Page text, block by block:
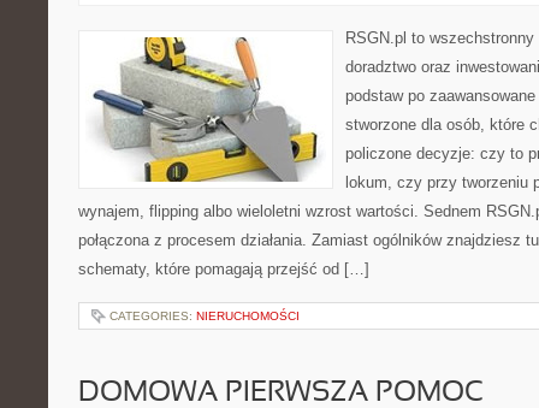
RSGN.pl to
doradztwo oraz
podstaw po
stworzone dla osób, które
policzone decyzje: czy to
lokum, czy przy tworzeniu
wynajem, flipping albo wieloletni wzrost wartości. Sednem
połączona z procesem działania. Zamiast ogólników znajdziesz
schematy, które pomagają przejść od […]
CATEGORIES: NIERUCHOMOŚCI
DOMOWA PIERWSZA POMOC